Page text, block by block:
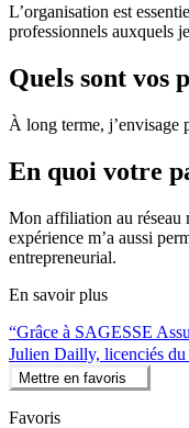
L’organisation est
professionnels auxquels
Quels sont vos
À long terme, j’envisage
En quoi votre
Mon affiliation au réseau
expérience m’a aussi
entrepreneurial.
En savoir plus
“Grâce à SAGESSE
Julien Dailly, licenciés du
Mettre en favoris
Favoris